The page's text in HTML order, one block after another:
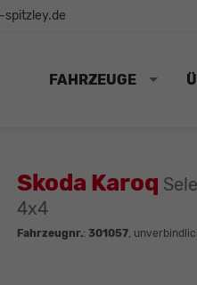
FAHRZEUGE
Skoda Karoq
4x4
Fahrzeugnr.: 301057,